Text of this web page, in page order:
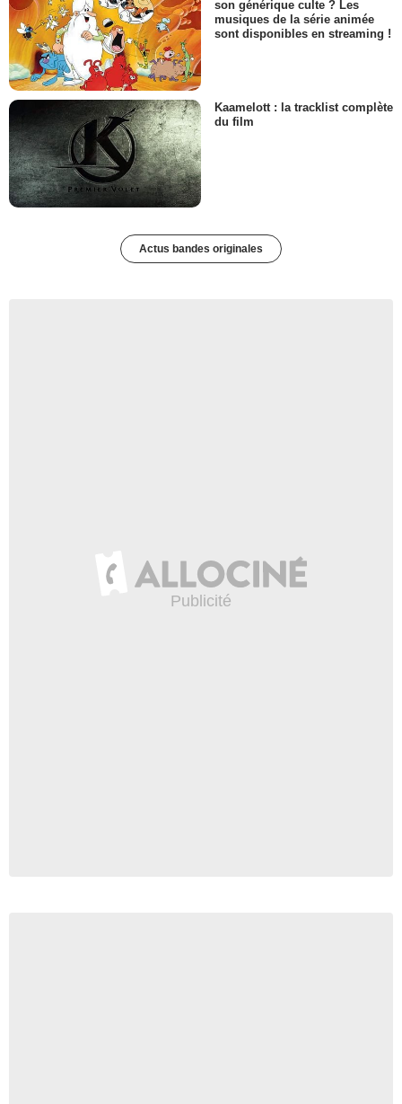
son générique culte ? Les
musiques de la série animée
sont disponibles en streaming !
Kaamelott : la tracklist complète
du film
Actus bandes originales